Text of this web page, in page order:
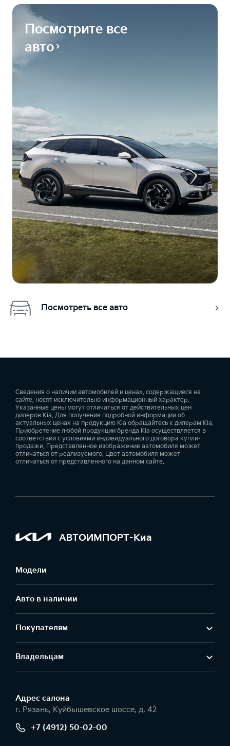
Посмотрите все
авто
Посмотреть все авто
Сведения о наличии автомобилей и ценах, содержащиеся на
сайте, носят исключительно информационный характер.
Указанные цены могут отличаться от действительных цен
дилеров Kia. Для получения подробной информации об
актуальных ценах на продукцию Kia обращайтесь к дилерам Kia.
Приобретение любой продукции бренда Kia осуществляется в
соответствии с условиями индивидуального договора купли-
продажи. Представленное изображение автомобиля может
отличаться от реализуемого. Цвет автомобиля может
отличаться от представленного на данном сайте.
АВТОИМПОРТ-Киа
Модели
Авто в наличии
Покупателям
Владельцам
Адрес салонa
г. Рязань, Куйбышевское шоссе, д. 42
+7 (4912) 50-02-00